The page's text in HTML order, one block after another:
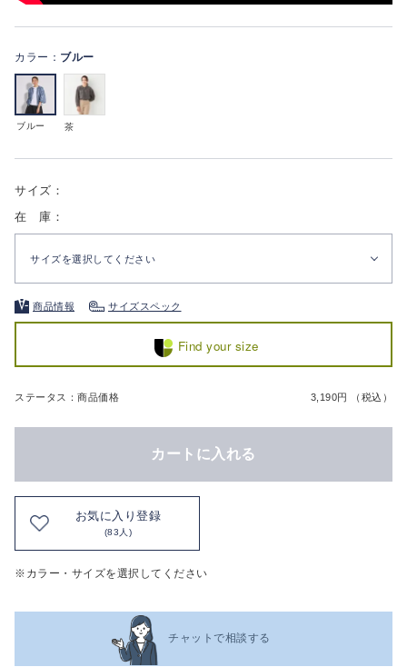
カラー： ブルー
ブルー 茶
サイズ：
在 庫：
サイズを選択してください
商品情報 サイズスペック
Find your size
ステータス：商品価格 3,190円 （税込）
カートに入れる
お気に入り登録
(83人)
※カラー・サイズを選択してください
チャットで相談する